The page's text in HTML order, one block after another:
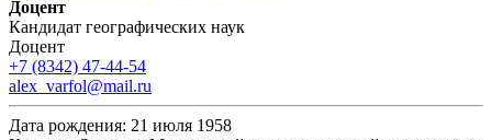
Доцент
Кандидат географических наук
Доцент
+7 (8342) 47-44-54
alex_varfol@mail.ru
Дата рождения: 21 июля 1958